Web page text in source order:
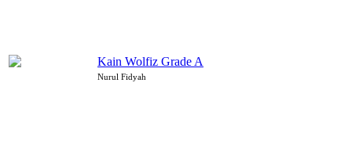
Kain Wolfiz Grade A
Nurul Fidyah